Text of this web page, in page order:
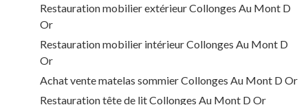
Restauration mobilier extérieur Collonges Au Mont D
Or
Restauration mobilier intérieur Collonges Au Mont D
Or
Achat vente matelas sommier Collonges Au Mont D Or
Restauration tête de lit Collonges Au Mont D Or